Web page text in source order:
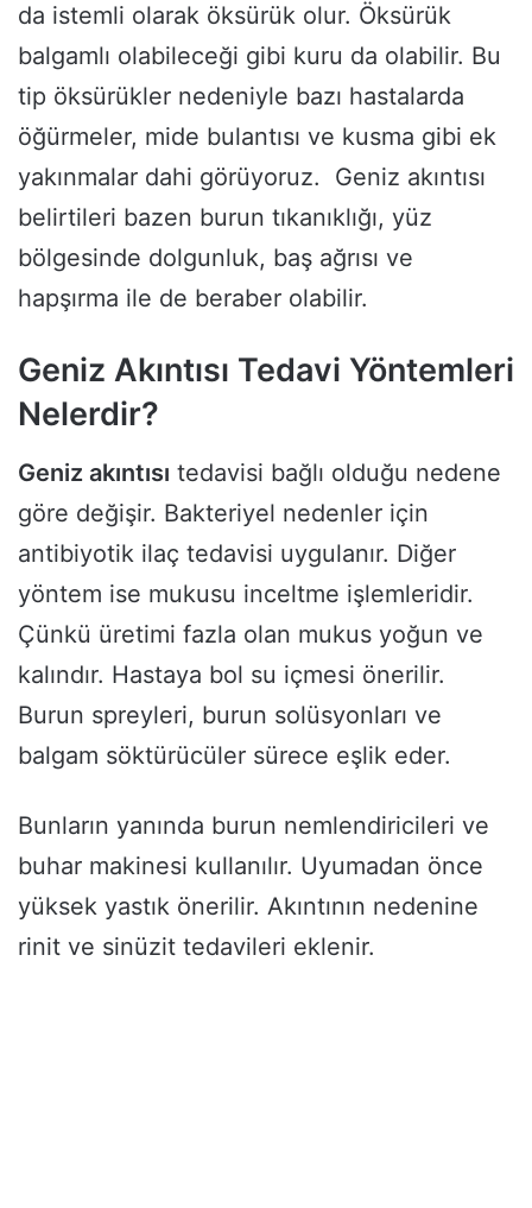
da istemli olarak öksürük olur. Öksürük
balgamlı olabileceği gibi kuru da olabilir. Bu
tip öksürükler nedeniyle bazı hastalarda
öğürmeler, mide bulantısı ve kusma gibi ek
yakınmalar dahi görüyoruz. Geniz akıntısı
belirtileri bazen burun tıkanıklığı, yüz
bölgesinde dolgunluk, baş ağrısı ve
hapşırma ile de beraber olabilir.
Geniz Akıntısı Tedavi Yöntemleri
Nelerdir?
Geniz akıntısı tedavisi bağlı olduğu nedene
göre değişir. Bakteriyel nedenler için
antibiyotik ilaç tedavisi uygulanır. Diğer
yöntem ise mukusu inceltme işlemleridir.
Çünkü üretimi fazla olan mukus yoğun ve
kalındır. Hastaya bol su içmesi önerilir.
Burun spreyleri, burun solüsyonları ve
balgam söktürücüler sürece eşlik eder.
Bunların yanında burun nemlendiricileri ve
buhar makinesi kullanılır. Uyumadan önce
yüksek yastık önerilir. Akıntının nedenine
rinit ve sinüzit tedavileri eklenir.